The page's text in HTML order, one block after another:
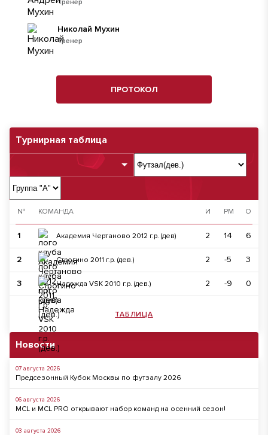
Турнирная таблица
№ КОМАНДА И РМ О
1 Академия Чертаново 2012 г.р. (дев) 2 14 6
2 Строгино 2011 г.р. (дев.) 2 -5 3
3 Надежда VSK 2010 г.р. (дев.) 2 -9 0
ТАБЛИЦА
Новости
07 августа 2026
Предсезонный Кубок Москвы по футзалу 2026
06 августа 2026
MCL и MCL PRO открывают набор команд на осенний сезон!
03 августа 2026
Тренер
Тренер
Николай Мухин
ПРОТОКОЛ